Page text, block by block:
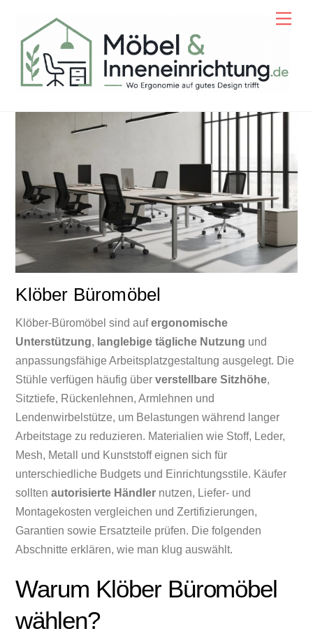
content
Klöber Büromöbel
Klöber-Büromöbel sind aufergonomische
Unterstützung, langlebige tägliche Nutzung und
anpassungsfähige Arbeitsplatzgestaltung ausgelegt. Die
Stühle verfügen häufig überverstellbare Sitzhöhe,
Sitztiefe, Rückenlehnen, Armlehnen und
Lendenwirbelstütze, um Belastungen während langer
Arbeitstage zu reduzieren. Materialien wie Stoff, Leder,
Mesh, Metall und Kunststoff eignen sich für
unterschiedliche Budgets und Einrichtungsstile. Käufer
solltenautorisierte Händler nutzen, Liefer- und
Montagekosten vergleichen und Zertifizierungen,
Garantien sowie Ersatzteile prüfen. Die folgenden
Abschnitte erklären, wie man klug auswählt.
Warum Klöber Büromöbel
wählen?